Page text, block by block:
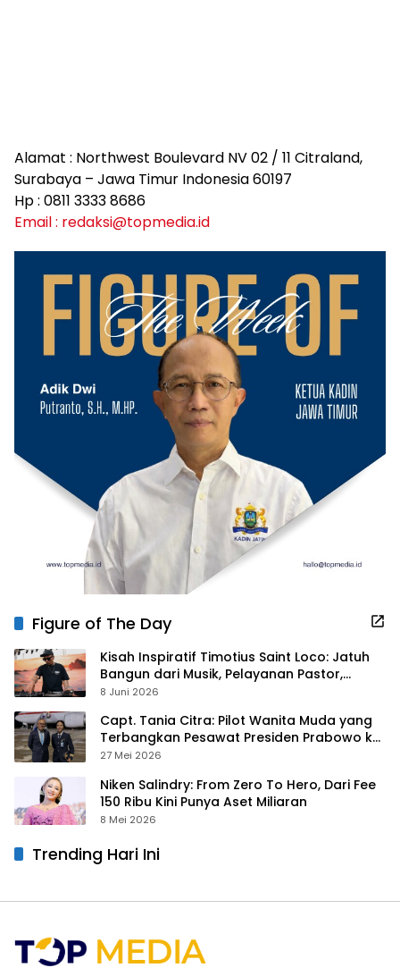
Alamat : Northwest Boulevard NV 02 / 11 Citraland,
Surabaya – Jawa Timur Indonesia 60197
Hp : 0811 3333 8686
Email : redaksi@topmedia.id
Figure of The Day
Kisah Inspiratif Timotius Saint Loco: Jatuh
Bangun dari Musik, Pelayanan Pastor,
hingga Gurita Bisnis Sambal Babon
8 Juni 2026
Capt. Tania Citra: Pilot Wanita Muda yang
Terbangkan Pesawat Presiden Prabowo ke
Prancis
27 Mei 2026
Niken Salindry: From Zero To Hero, Dari Fee
150 Ribu Kini Punya Aset Miliaran
8 Mei 2026
Trending Hari Ini